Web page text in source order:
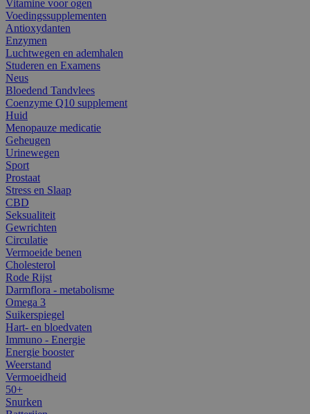
Vitamine voor ogen
Voedingssupplementen
Antioxydanten
Enzymen
Luchtwegen en ademhalen
Studeren en Examens
Neus
Bloedend Tandvlees
Coenzyme Q10 supplement
Huid
Menopauze medicatie
Geheugen
Urinewegen
Sport
Prostaat
Stress en Slaap
CBD
Seksualiteit
Gewrichten
Circulatie
Vermoeide benen
Cholesterol
Rode Rijst
Darmflora - metabolisme
Omega 3
Suikerspiegel
Hart- en bloedvaten
Immuno - Energie
Energie booster
Weerstand
Vermoeidheid
50+
Snurken